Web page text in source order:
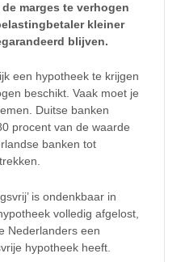
marges te verhogen
kleiner
blijven.
een hypotheek te krijgen
beschikt. Vaak moet je
Duitse banken
procent van de waarde
banken tot
is ondenkbaar in
volledig afgelost,
Nederlanders een
hypotheek heeft.